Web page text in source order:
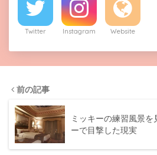
Twitter Instagram Website
前の記事
ミッキーの練習風景
ーで目撃した現実